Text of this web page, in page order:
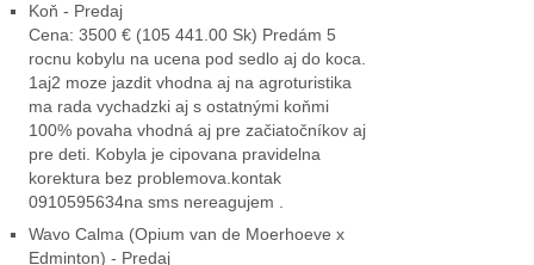
Koň - Predaj
Cena: 3500 € (105 441.00 Sk) Predám 5
rocnu kobylu na ucena pod sedlo aj do koca.
1aj2 moze jazdit vhodna aj na agroturistika
ma rada vychadzki aj s ostatnými koňmi
100% povaha vhodná aj pre začiatočníkov aj
pre deti. Kobyla je cipovana pravidelna
korektura bez problemova.kontak
0910595634na sms nereagujem .
Wavo Calma (Opium van de Moerhoeve x
Edminton) - Predaj